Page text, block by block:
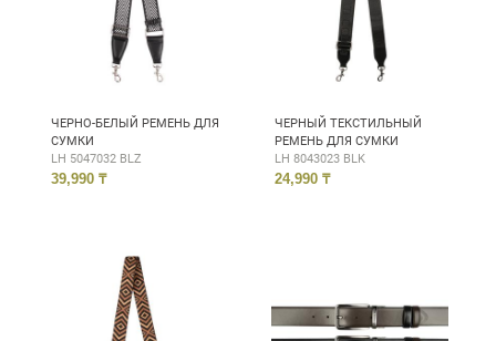
ЧЕРНО-БЕЛЫЙ РЕМЕНЬ ДЛЯ
СУМКИ
LH 5047032 BLZ
39,990 ₸
ЧЕРНЫЙ ТЕКСТИЛЬНЫЙ
РЕМЕНЬ ДЛЯ СУМКИ
LH 8043023 BLK
24,990 ₸